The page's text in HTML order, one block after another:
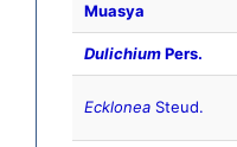
Muasya
DulichiumPers.
Ecklonea Steud.